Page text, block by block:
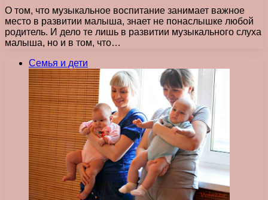
О том, что музыкальное воспитание занимает важное
место в развитии малыша, знает не понаслышке любой
родитель. И дело те лишь в развитии музыкального слуха
малыша, но и в том, что…
Семья и дети